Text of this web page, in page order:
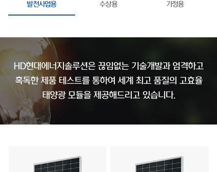
발전사업용 수상용 가정용
HD현대에너지솔루션은 끊임없는 기술개발과 엄격하고
혹독한 제품 테스트를 통하여 세계 최고 품질의 고효율
태양광 모듈을 제공해드리고 있습니다.